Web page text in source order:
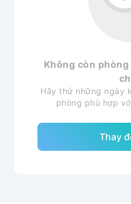
Không còn
Hãy thử những ngày
phòng phù hợp
Thay